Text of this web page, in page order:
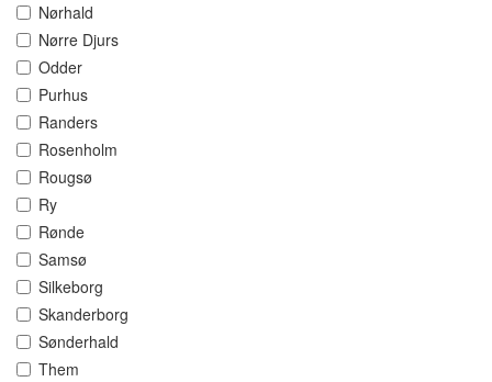
Nørhald
Nørre Djurs
Odder
Purhus
Randers
Rosenholm
Rougsø
Ry
Rønde
Samsø
Silkeborg
Skanderborg
Sønderhald
Them